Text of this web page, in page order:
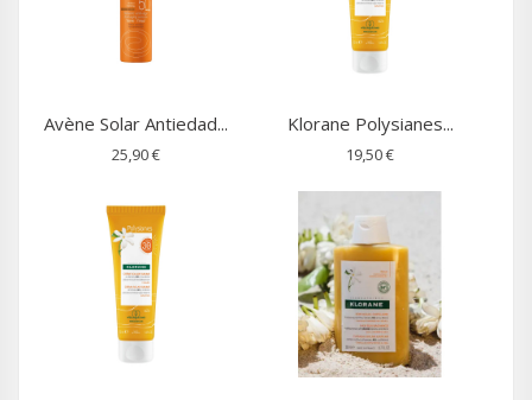
Avène Solar Antiedad...
25,90 €
Klorane Polysianes...
19,50 €